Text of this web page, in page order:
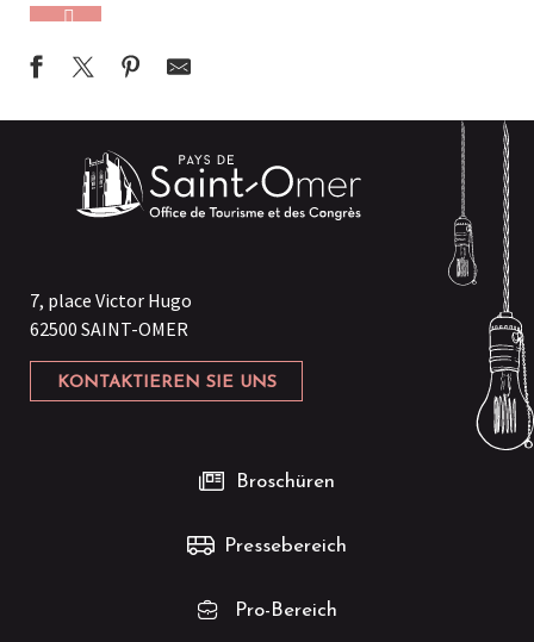
7, place Victor Hugo
62500 SAINT-OMER
KONTAKTIEREN SIE UNS
Broschüren
Pressebereich
Pro-Bereich